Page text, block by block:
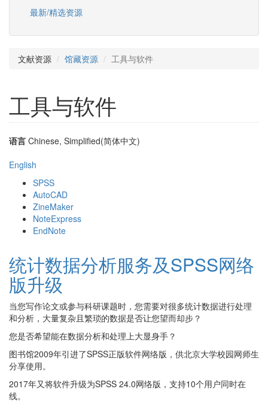
最新/精选资源
文献资源 馆藏资源 工具与软件
工具与软件
语言 Chinese, Simplified(简体中文)
English
SPSS
AutoCAD
ZineMaker
NoteExpress
EndNote
统计数据分析服务及SPSS网络
版升级
当您写作论文或参与科研课题时，您需要对很多统计数据进行处理
和分析，大量复杂且繁琐的数据是否让您望而却步？
您是否希望能在数据分析和处理上大显身手？
图书馆2009年引进了SPSS正版软件网络版，供北京大学校园网师生
分享使用。
2017年又将软件升级为SPSS 24.0网络版，支持10个用户同时在
线。